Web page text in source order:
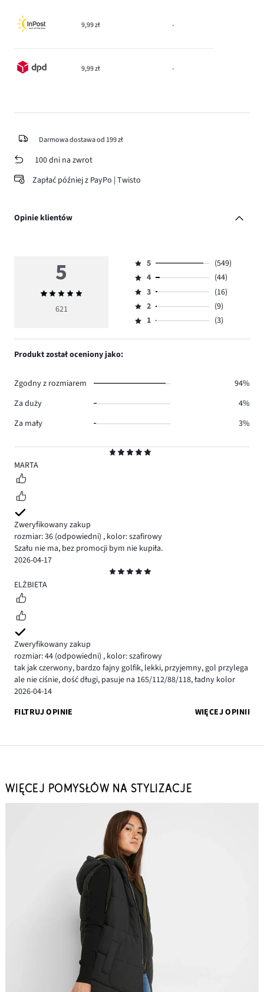
9,99 zł -
9,99 zł -
Darmowa dostawa od 199 zł
100 dni na zwrot
Zapłać później z PayPo | Twisto
Opinie klientów
5
MARTA
Zweryfikowany zakup
rozmiar: 36 (odpowiedni) , kolor: szafirowy
Szału nie ma, bez promocji bym nie kupiła.
2026-04-17
5
ELŻBIETA
Zweryfikowany zakup
rozmiar: 44 (odpowiedni) , kolor: szafirowy
tak jak czerwony, bardzo fajny golfik, lekki, przyjemny, gol przylega
ale nie ciśnie, dość długi, pasuje na 165/112/88/118, ładny kolor
2026-04-14
FILTRUJ OPINIE
WIĘCEJ OPINII
5
Średnia
ocena
621
Ocena
5,
ilość
głosów
549.
5
(549)
Ocena
4,
ilość
głosów
4
(44)
Ocena
3,
ilość
3
(16)
Ocena
2,
2
(9)
Ocena
1,
1 (3)
Produkt został oceniony jako:
Zgodny z rozmiarem
94%
Za duży
4%
Za mały
3%
WIĘCEJ POMYSŁÓW NA STYLIZACJE